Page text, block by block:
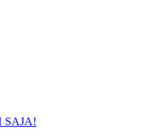
SAJA!